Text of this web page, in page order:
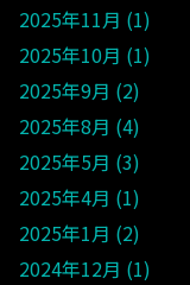
2025年11月 1
2025年10月 1
2025年9月 2
2025年8月 4
2025年5月 3
2025年4月 1
2025年1月 2
2024年12月 1